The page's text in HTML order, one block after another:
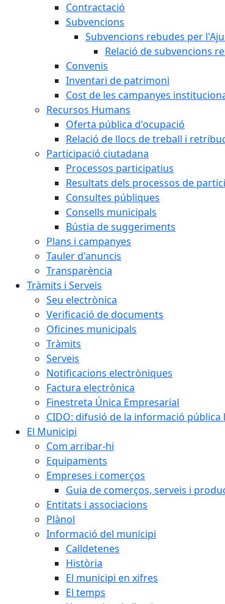
Contractació
Subvencions
Subvencions rebudes per
Relació de subvencions
Convenis
Inventari de patrimoni
Cost de les campanyes
Recursos Humans
Oferta pública d'ocupació
Relació de llocs de treball i
Participació ciutadana
Processos participatius
Resultats dels processos de
Consultes públiques
Consells municipals
Bústia de suggeriments
Plans i campanyes
Tauler d'anuncis
Transparència
Tràmits i Serveis
Seu electrònica
Verificació de documents
Oficines municipals
Tràmits
Serveis
Notificacions electròniques
Factura electrònica
Finestreta Única Empresarial
CIDO: difusió de la informació pública
El Municipi
Com arribar-hi
Equipaments
Empreses i comerços
Guia de comerços, serveis i
Entitats i associacions
Plànol
Informació del municipi
Calldetenes
Història
El municipi en xifres
El temps